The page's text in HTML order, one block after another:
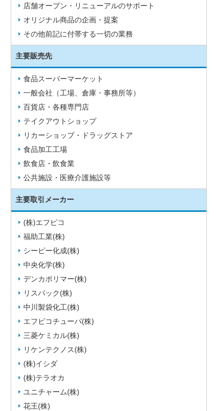
店舗オープン・リニューアルのサポート
オリジナル商品の企画・提案
その他前記に付帯する一切の業務
主要販売先
食品スーパーマーケット
一般会社（工場、倉庫・事務所等）
百貨店・各種専門店
テイクアウトショップ
リカーショップ・ドラッグストア
食品加工工場
飲食店・飲食業
公共施設・医療介護施設等
主要取引メーカー
(株)エフピコ
福助工業(株)
シーピー化成(株)
中央化学(株)
デンカポリマー(株)
リスパック(株)
中川製袋化工(株)
エフピコチューパ(株)
三菱ケミカル(株)
リケンテクノス(株)
(株)イシダ
(株)テラオカ
ユニチャーム(株)
花王(株)